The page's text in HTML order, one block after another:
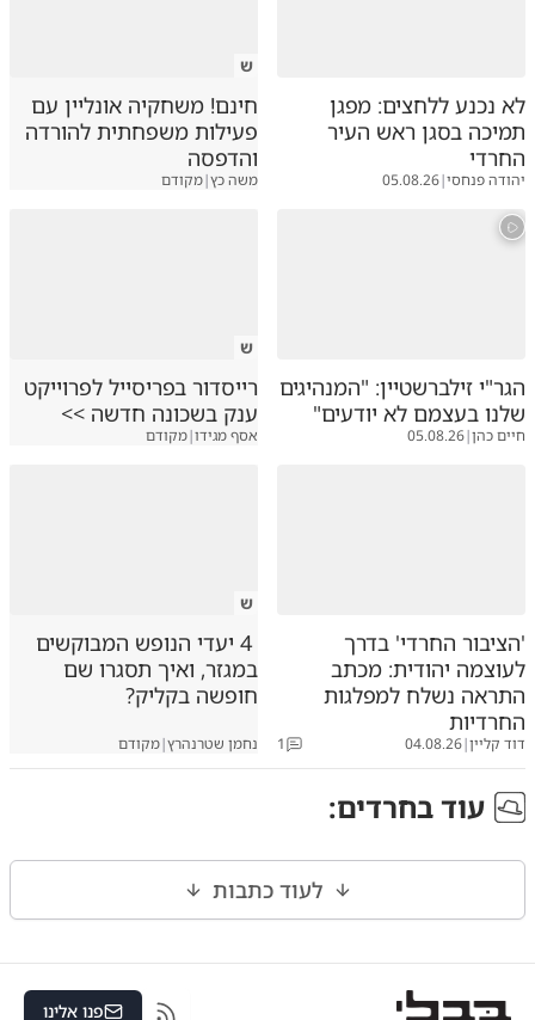
לא נכנע ללחצים: מפגן
תמיכה בסגן ראש העיר
החרדי
יהודה פנחסי|
05.08.26
ש
חינם! משחקיה אונליין עם
פעילות משפחתית להורדה
והדפסה
משה כץ|מקודם
הגר"י זילברשטיין: "המנהיגים
שלנו בעצמם לא יודעים"
חיים כהן|
05.08.26
ש
רייסדור בפריסייל לפרוייקט
ענק בשכונה חדשה >>
אסף מגידו|מקודם
'הציבור החרדי' בדרך
לעוצמה יהודית: מכתב
התראה נשלח למפלגות
החרדיות
דוד קליין|
04.08.26
1
ש
4 יעדי הנופש המבוקשים
במגזר, ואיך תסגרו שם
חופשה בקליק?
נחמן שטרנהרץ|מקודם
עוד בחרדים:
לעוד כתבות
פנו אלינו